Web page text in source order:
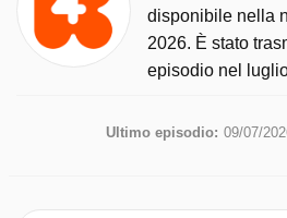
disponibile nella
2026. È stato
episodio nel
Ultimo episodio: 09/07/